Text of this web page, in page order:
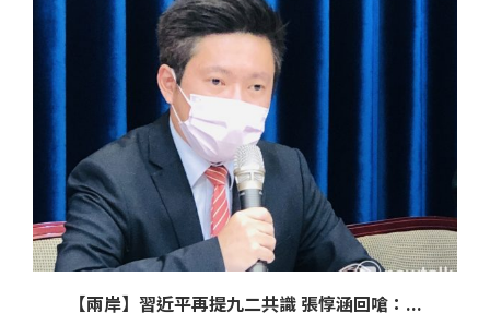
【兩岸】習近平再提九二共識 張惇涵回嗆：...